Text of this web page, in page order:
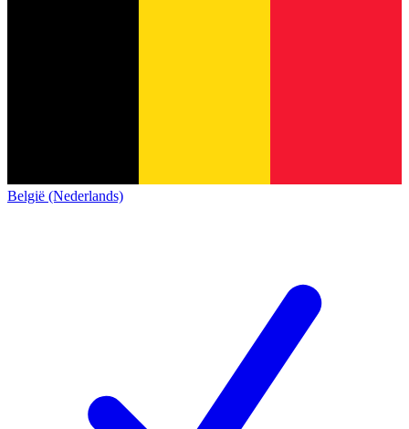
België (Nederlands)